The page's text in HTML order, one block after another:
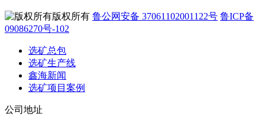
版权所有 鲁公网安备 37061102001122号 鲁ICP备
09086270号-102
选矿总包
选矿生产线
鑫海新闻
选矿项目案例
公司地址